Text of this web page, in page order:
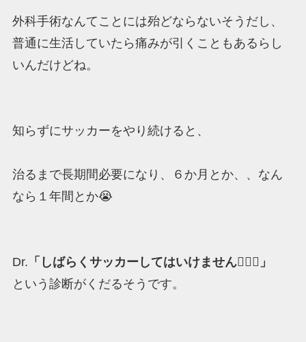
外科手術なんてことには殆どならないそうだし、
普通に生活していたら痛みが引くこともあるらし
いんだけどね。
知らずにサッカーをやり続けると、
治るまで長期間必要になり、６か月とか、、なん
なら１年間とか😭
Dr. 「しばらくサッカーしてはいけません👩🏼‍⚕️」
という診断がくだるそうです。